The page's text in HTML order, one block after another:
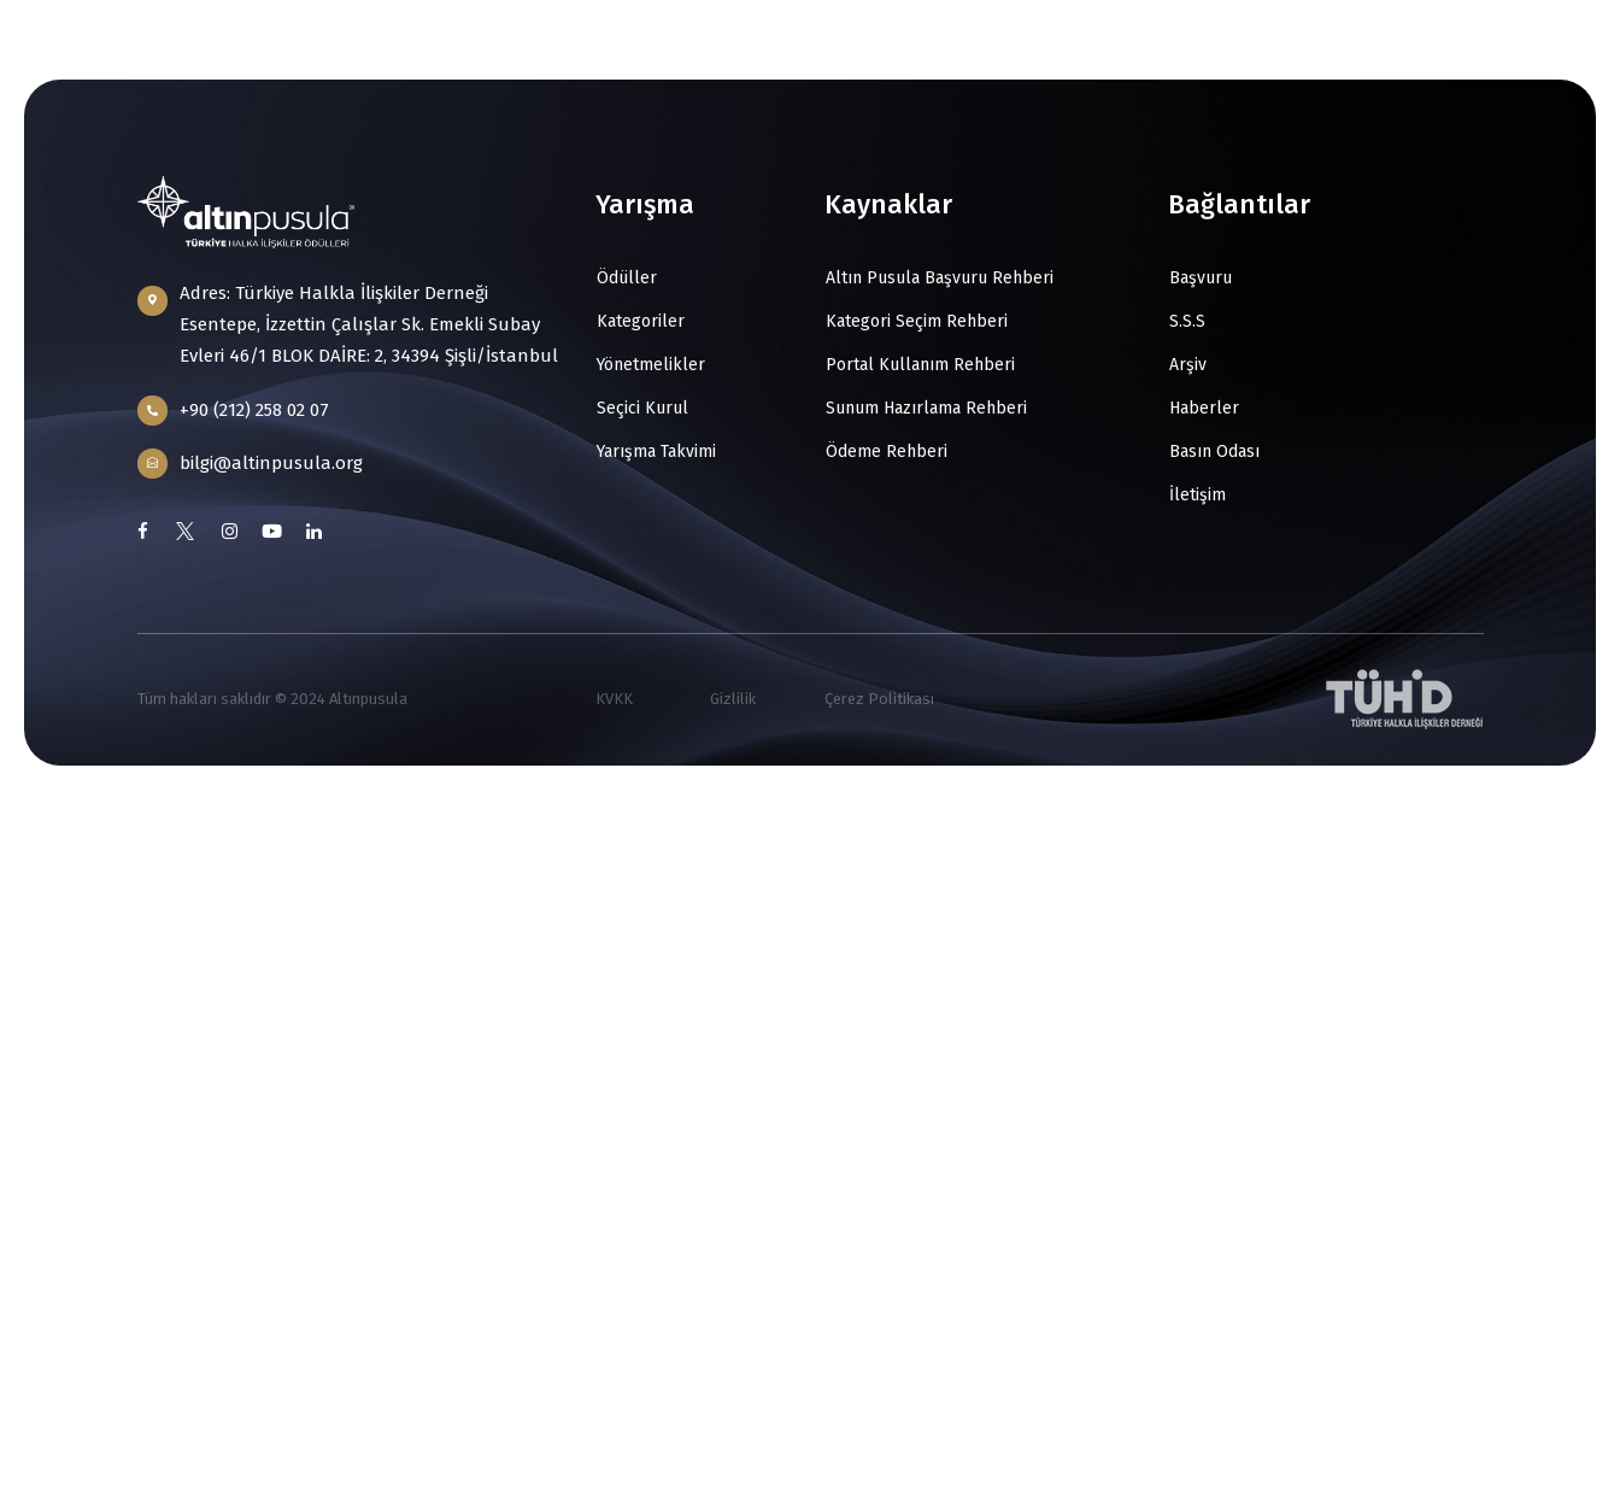
Adres: Türkiye Halkla İlişkiler Derneği
Esentepe, İzzettin Çalışlar Sk. Emekli Subay
Evleri 46/1 BLOK DAİRE: 2, 34394 Şişli/İstanbul
+90 (212) 258 02 07
bilgi@altinpusula.org
Yarışma
Ödüller
Kategoriler
Yönetmelikler
Seçici Kurul
Yarışma Takvimi
Kaynaklar
Altın Pusula Başvuru Rehberi
Kategori Seçim Rehberi
Portal Kullanım Rehberi
Sunum Hazırlama Rehberi
Ödeme Rehberi
Bağlantılar
Başvuru
S.S.S
Arşiv
Haberler
Basın Odası
İletişim
Tüm hakları saklıdır © 2024 Altınpusula KVKK Gizlilik Çerez Politikası